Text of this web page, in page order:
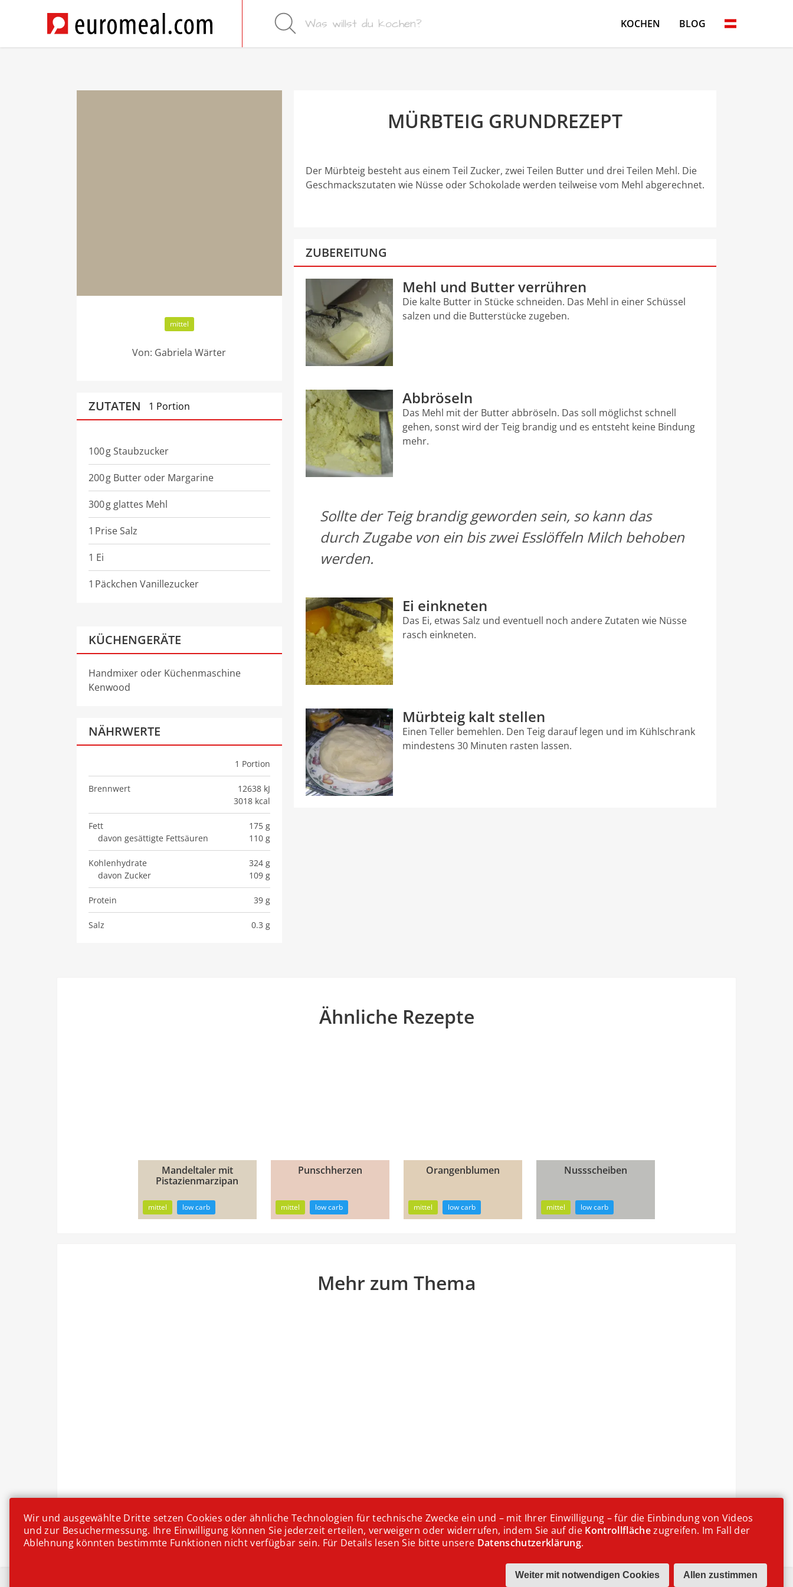
KOCHEN BLOG
mittel
Von: Gabriela Wärter
ZUTATEN 1 Portion
100gStaubzucker
200g Butter oder Margarine
300g glattes Mehl
1 PriseSalz
1 Ei
1 Päckchen Vanillezucker
KÜCHENGERÄTE
Handmixer oder Küchenmaschine
Kenwood
NÄHRWERTE
1 Portion
Brennwert
12638 kJ
3018 kcal
Fett
175 g
davon gesättigte Fettsäuren
110 g
Kohlenhydrate
324 g
davon Zucker
109 g
Protein 39 g
Salz 0.3 g
MÜRBTEIG GRUNDREZEPT
Der Mürbteig besteht aus einem Teil Zucker, zwei Teilen Butter und drei Teilen Mehl. Die
Geschmackszutaten wie Nüsse oder Schokolade werden teilweise vom Mehl abgerechnet.
ZUBEREITUNG
Mehl und Butter verrühren
Die kalte Butter in Stücke schneiden. Das Mehl in einer Schüssel
salzen und die Butterstücke zugeben.
Abbröseln
Das Mehl mit der Butter abbröseln. Das soll möglichst schnell
gehen, sonst wird der Teig brandig und es entsteht keine Bindung
mehr.
Sollte der Teig brandig geworden sein, so kann das
durch Zugabe von ein bis zwei Esslöffeln Milch behoben
werden.
Ei einkneten
Das Ei, etwas Salz und eventuell noch andere Zutaten wie Nüsse
rasch einkneten.
Mürbteig kalt stellen
Einen Teller bemehlen. Den Teig darauf legen und im Kühlschrank
mindestens 30 Minuten rasten lassen.
Ähnliche Rezepte
18min
Mandeltaler mit
Pistazienmarzipan
mittel low carb
Punschherzen
mittel low carb
Orangenblumen
mittel low carb
Nussscheiben
mittel low carb
Mehr zum Thema
Kekse Weihnachtskekse
Wir und ausgewählte Dritte setzen Cookies oder ähnliche Technologien für technische Zwecke ein und – mit Ihrer Einwilligung – für die Einbindung von Videos
und zur Besuchermessung. Ihre Einwilligung können Sie jederzeit erteilen, verweigern oder widerrufen, indem Sie auf die Kontrollflächezugreifen. Im Fall der
Ablehnung könnten bestimmte Funktionen nicht verfügbar sein. Für Details lesen Sie bitte unsere Datenschutzerklärung.